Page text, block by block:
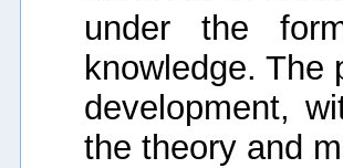
under the
knowledge. The
development,
the theory and